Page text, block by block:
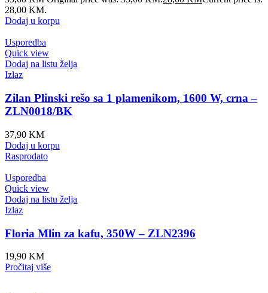
28,00 KM.
Dodaj u korpu
Usporedba
Quick view
Dodaj na listu želja
Izlaz
Zilan Plinski rešo sa 1 plamenikom, 1600 W, crna –
ZLN0018/BK
37,90 KM
Dodaj u korpu
Rasprodato
Usporedba
Quick view
Dodaj na listu želja
Izlaz
Floria Mlin za kafu, 350W – ZLN2396
19,90 KM
Pročitaj više